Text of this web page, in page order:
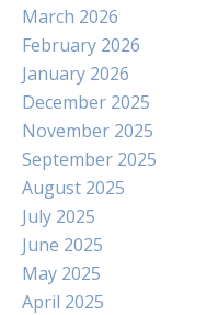
March 2026
February 2026
January 2026
December 2025
November 2025
September 2025
August 2025
July 2025
June 2025
May 2025
April 2025